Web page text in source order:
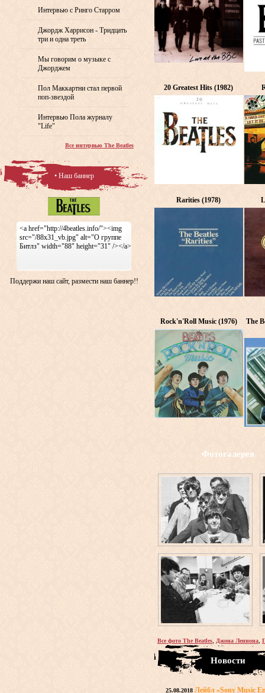
20 Greatest Hits (1982)
Rarities (1978)
Rock'n'Roll Music (1976) The
Фотогалерея
Все фото The Beatles, Джона Леннона,
Новости
25.08.2018 Лейбл «Sony Music
Интервью с Ринго Старром
Джордж Харрисон - Тридцать
три и одна треть
Мы говорим о музыке с
Джорджем
Пол Маккартни стал первой
поп-звездой
Интервью Пола журналу
"Life"
Все интервью The Beatles
• Наш баннер
<a href="http://4beatles.info/"><img
src="/88x31_vb.jpg" alt="О группе
Битлз" width="88" height="31" /></a>
Поддержи наш сайт, размести наш баннер!!